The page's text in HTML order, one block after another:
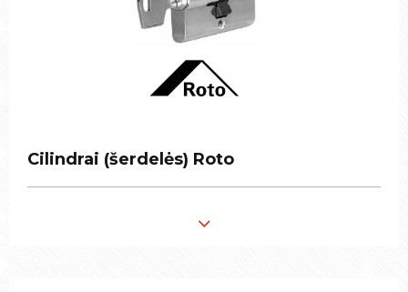
Cilindrai (šerdelės) Roto
Cilindrai (šerdelės) Roto